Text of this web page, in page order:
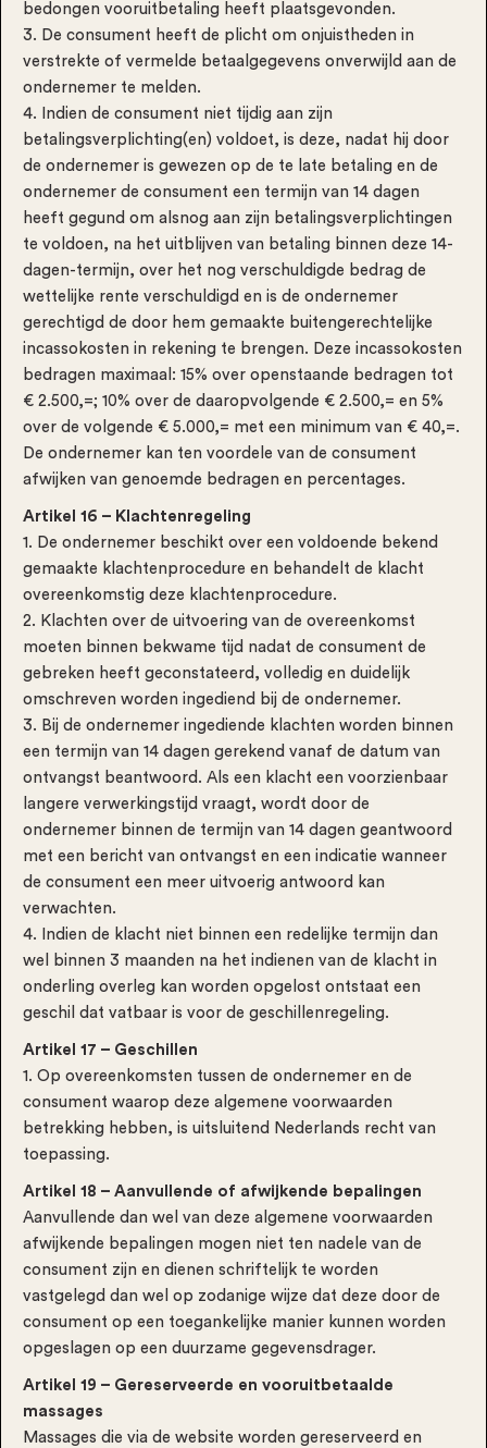
bedongen vooruitbetaling heeft plaatsgevonden.
3. De consument heeft de plicht om onjuistheden in
verstrekte of vermelde betaalgegevens onverwijld aan de
ondernemer te melden.
4. Indien de consument niet tijdig aan zijn
betalingsverplichting(en) voldoet, is deze, nadat hij door
de ondernemer is gewezen op de te late betaling en de
ondernemer de consument een termijn van 14 dagen
heeft gegund om alsnog aan zijn betalingsverplichtingen
te voldoen, na het uitblijven van betaling binnen deze 14-
dagen-termijn, over het nog verschuldigde bedrag de
wettelijke rente verschuldigd en is de ondernemer
gerechtigd de door hem gemaakte buitengerechtelijke
incassokosten in rekening te brengen. Deze incassokosten
bedragen maximaal: 15% over openstaande bedragen tot
€ 2.500,=; 10% over de daaropvolgende € 2.500,= en 5%
over de volgende € 5.000,= met een minimum van € 40,=.
De ondernemer kan ten voordele van de consument
afwijken van genoemde bedragen en percentages.
Artikel 16 – Klachtenregeling
1. De ondernemer beschikt over een voldoende bekend
gemaakte klachtenprocedure en behandelt de klacht
overeenkomstig deze klachtenprocedure.
2. Klachten over de uitvoering van de overeenkomst
moeten binnen bekwame tijd nadat de consument de
gebreken heeft geconstateerd, volledig en duidelijk
omschreven worden ingediend bij de ondernemer.
3. Bij de ondernemer ingediende klachten worden binnen
een termijn van 14 dagen gerekend vanaf de datum van
ontvangst beantwoord. Als een klacht een voorzienbaar
langere verwerkingstijd vraagt, wordt door de
ondernemer binnen de termijn van 14 dagen geantwoord
met een bericht van ontvangst en een indicatie wanneer
de consument een meer uitvoerig antwoord kan
verwachten.
4. Indien de klacht niet binnen een redelijke termijn dan
wel binnen 3 maanden na het indienen van de klacht in
onderling overleg kan worden opgelost ontstaat een
geschil dat vatbaar is voor de geschillenregeling.
Artikel 17 – Geschillen
1. Op overeenkomsten tussen de ondernemer en de
consument waarop deze algemene voorwaarden
betrekking hebben, is uitsluitend Nederlands recht van
toepassing.
Artikel 18 – Aanvullende of afwijkende bepalingen
Aanvullende dan wel van deze algemene voorwaarden
afwijkende bepalingen mogen niet ten nadele van de
consument zijn en dienen schriftelijk te worden
vastgelegd dan wel op zodanige wijze dat deze door de
consument op een toegankelijke manier kunnen worden
opgeslagen op een duurzame gegevensdrager.
Artikel 19 – Gereserveerde en vooruitbetaalde
massages
Massages die via de website worden gereserveerd en